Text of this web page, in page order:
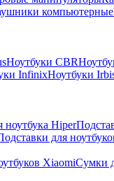
компьютерные
Ноутбуки CBR
InfinixНоутбуки
ноутбука Hiper
для
XiaomiСумки